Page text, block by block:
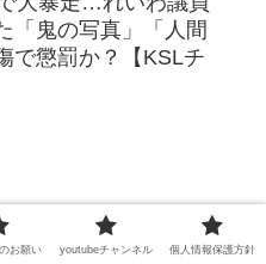
「鬼の写真」「人間
で懲罰か？【KSLチ
お願い youtubeチャンネル 個人情報保護方針